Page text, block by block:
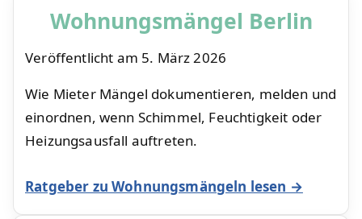
Wohnungsmängel Berlin
Veröffentlicht am 5. März 2026
Wie Mieter Mängel dokumentieren, melden und
einordnen, wenn Schimmel, Feuchtigkeit oder
Heizungsausfall auftreten.
Ratgeber zu Wohnungsmängeln lesen →